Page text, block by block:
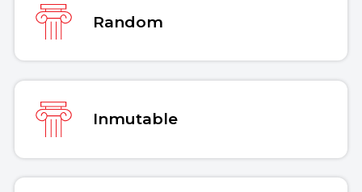
Random
Inmutable